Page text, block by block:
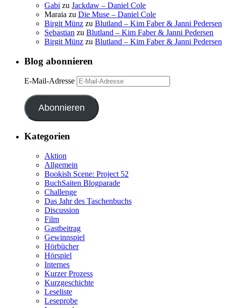
Gabi zu Jackdaw – Daniel Cole
Maraia zu Die Muse – Daniel Cole
Birgit Münz zu Blutland – Kim Faber & Janni Pedersen
Sebastian zu Blutland – Kim Faber & Janni Pedersen
Birgit Münz zu Blutland – Kim Faber & Janni Pedersen
Blog abonnieren
E-Mail-Adresse
Abonnieren
Kategorien
Aktion
Allgemein
Bookish Scene: Project 52
BuchSaiten Blogparade
Challenge
Das Jahr des Taschenbuchs
Discussion
Film
Gastbeitrag
Gewinnspiel
Hörbücher
Hörspiel
Internes
Kurzer Prozess
Kurzgeschichte
Leseliste
Leseprobe